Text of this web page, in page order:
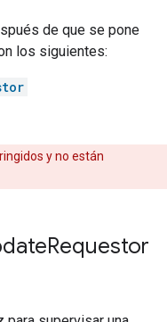
de que se pone
los siguientes:
y no están
Requestor